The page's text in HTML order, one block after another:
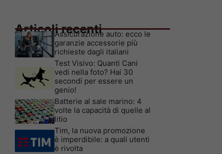
Articoli recenti
Assicurazione auto: ecco le
garanzie accessorie più
richieste dagli italiani
Test Visivo: Quanti Cani
vedi nella foto? Hai 30
secondi per essere un
genio!
Batterie al sale marino: 4
volte la capacità di quelle al
litio
Tim, la nuova promozione
è imperdibile: a quali utenti
è rivolta